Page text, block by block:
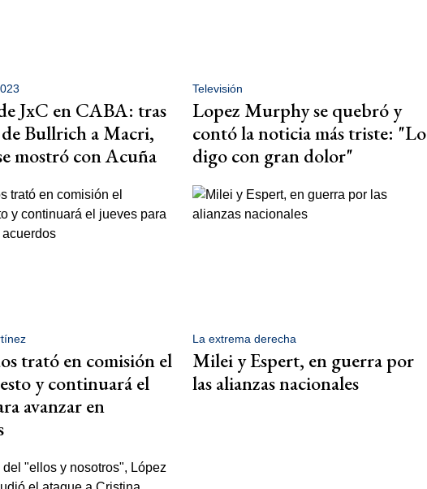
JxC en CABA: tras
de Bullrich a Macri,
mostró con Acuña
Televisión
Lopez Murphy se quebró y
contó la noticia más triste: "Lo
digo con gran dolor"
trató en comisión el
y continuará el
avanzar en
La extrema derecha
Milei y Espert, en guerra por
las alianzas nacionales